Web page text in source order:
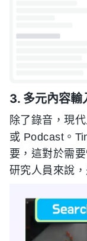
3. 多元內容輸
除了錄音，現
或 Podcast。
要，這對於需
研究人員來說